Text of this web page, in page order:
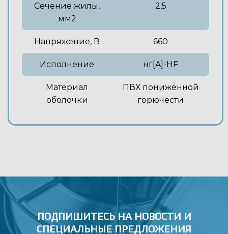
Сечение жилы,
мм2
2,5
Напряжение, В 660
Исполнение нг[A]-HF
Материал
оболочки
ПВХ пониженной
горючести
ПОДПИШИТЕСЬ НА НОВОСТИ И
СПЕЦИАЛЬНЫЕ ПРЕДЛОЖЕНИЯ